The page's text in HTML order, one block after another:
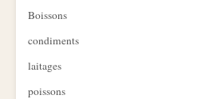
Boissons
condiments
laitages
poissons